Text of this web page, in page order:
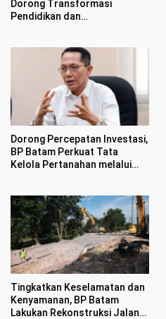
Dorong Transformasi
Pendidikan dan
Dorong Percepatan Investasi,
BP Batam Perkuat Tata
Kelola Pertanahan melalui
Tingkatkan Keselamatan dan
Kenyamanan, BP Batam
Lakukan Rekonstruksi Jalan